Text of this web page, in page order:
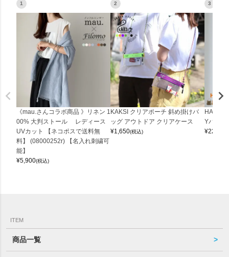
1
《mau.さんコラボ商品 》リネン 1
00% 大判ストール レディース
UVカット 【ネコポスで送料無
料】 (08000252r) 【名入れ刺繍可
能】
¥5,900(税込)
2
KAKSI クリアポーチ 斜め掛けバ
ッグ アウトドア クリアケース
¥1,650(税込)
3
Yバッグ
¥22,000
ITEM
商品一覧